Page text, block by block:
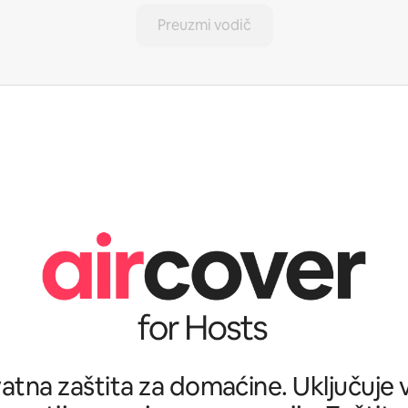
Preuzmi vodič
zaštita za domaćine. Uključuje